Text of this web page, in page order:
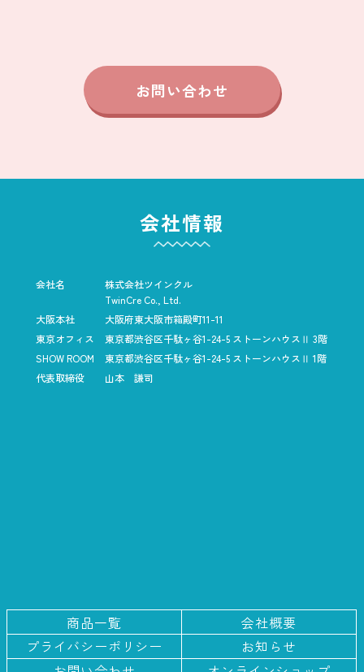
お問い合わせ
会社情報
会社名
株式会社ツインクル
TwinCre Co., Ltd.
大阪本社
大阪府東大阪市箱殿町11-11
東京オフィス
東京都渋谷区千駄ヶ谷1-24-5 ストーンハウスⅡ 3階
SHOW ROOM
東京都渋谷区千駄ヶ谷1-24-5 ストーンハウスⅡ 1階
代表取締役
山本 謙司
商品一覧
会社概要
プライバシーポリシー
お知らせ